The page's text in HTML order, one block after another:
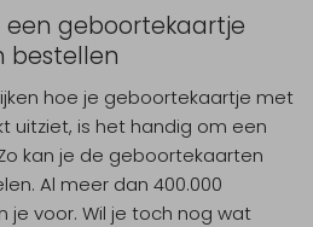
een geboortekaartje
bestellen
hoe je geboortekaartje met
uitziet, is het handig om een
kan je de geboortekaarten
Al meer dan 400.000
je voor. Wil je toch nog wat